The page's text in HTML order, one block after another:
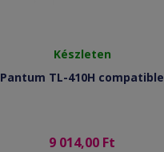
Készleten
Pantum TL-410H compatible
9 014,00 Ft